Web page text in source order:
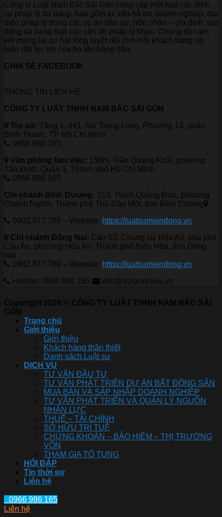
Công ty Luật Nam Bắc Sài Gòn cung cấp một loạt các dịch
vụ pháp lý đa dạng, bao gồm tư vấn hỗ trợ doanh nghiệp, đại
diện pháp lý trong các vụ án dân sự, hôn nhân – gia đình, lao
động và hàng loạt các vấn đề pháp lý khác. Chúng tôi cam
kết mang lại sự hài lòng tuyệt đối cho mỗi khách hàng và
luôn đặt lợi ích của họ lên hàng đầu.
CHIA SẺ FACEBOOK
THÔNG TIN LIÊN HỆ
CÔNG TY LUẬT TNHH NAM BẮC SÀI GÒN
Trụ sở: Tầng 1, 441, Nơ Trang Long, Phường 13, quận
Bình Thạnh, TP Hồ Chí Minh
0966 986 165
Văn phòng làm việc: 158H, Trần Quang Khải, phường
Tân Định, Quận 1, Thành phố Hồ Chí Minh
0966 986 165
Chi nhánh Bình Dương: 153, Thích Quảng Đức, phường
Chánh Nghĩa, Thành phố Thủ Dầu Một, tỉnh Bình Dương
0902.877.789 – Website: https://luatsumiendong.vn
Chi nhánh Đồng Nai: Căn 03, Chung cư Hóa An, khu phố
Cầu An, phường Hóa An, Thành phố Biên Hòa, tỉnh Đồng
Nai
0902.877.789 – Website: https://luatsumiendong.vn
Hotline: 0966 986 165
info@saigonlaws.vn
Copyright 2026 © CÔNG TY LUẬT TNHH NAM BẮC SÀI
GÒN
Trang chủ
Giới thiệu
Giới thiệu
Khách hàng thân thiết
Danh sách Luật sư
DỊCH VỤ
TƯ VẤN ĐẦU TƯ
TƯ VẤN PHÁT TRIỂN DỰ ÁN BẤT ĐỘNG SẢN
MUA BÁN VÀ SÁP NHẬP DOANH NGHIỆP
TƯ VẤN PHÁT TRIỂN VÀ QUẢN LÝ NGUỒN
NHÂN LỰC
THUẾ – TÀI CHÍNH
SỞ HỮU TRÍ TUỆ
CHỨNG KHOÁN – BẢO HIỂM – THỊ TRƯỜNG
VỐN
THAM GIA TỐ TỤNG
HỎI ĐÁP
Tin thời sự
Liên hệ
0966 986 165
Liên hệ